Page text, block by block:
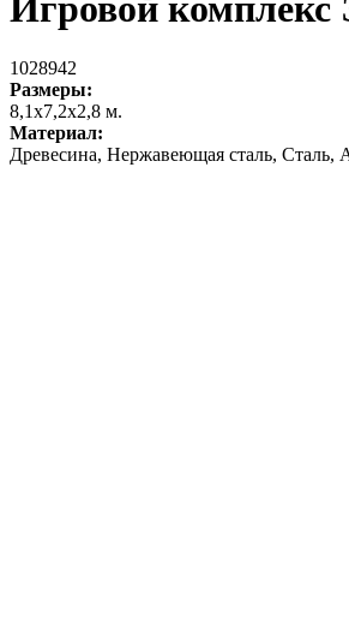
Игровой
1028942
Размеры:
8,1х7,2х2,8 м.
Материал:
Древесина, Нержавеющая сталь, Сталь,